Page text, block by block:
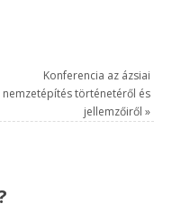
Konferencia az ázsiai
nemzetépítés történetéről és
jellemzőiről »